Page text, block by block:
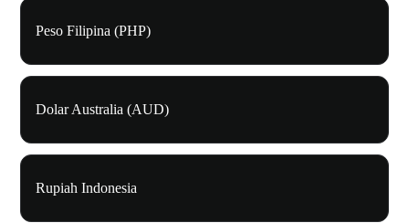
Peso Filipina (PHP)
Dolar Australia (AUD)
Rupiah Indonesia